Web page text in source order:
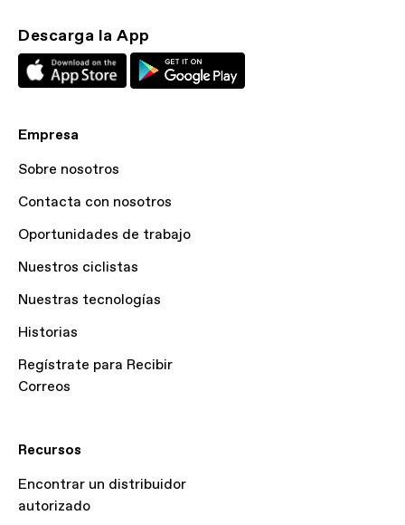
Descarga la App
Empresa
Sobre nosotros
Contacta con nosotros
Oportunidades de trabajo
Nuestros ciclistas
Nuestras tecnologías
Historias
Regístrate para Recibir
Correos
Recursos
Encontrar un distribuidor
autorizado